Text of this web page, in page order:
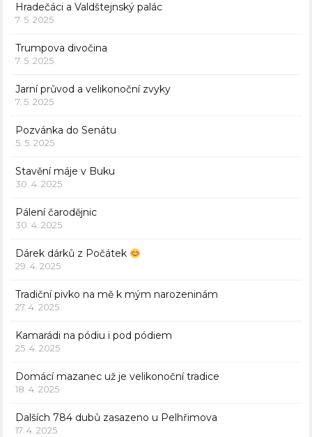
Hradečáci a Valdštejnský palác
7. 5. 2025
Trumpova divočina
7. 5. 2025
Jarní průvod a velikonoční zvyky
7. 5. 2025
Pozvánka do Senátu
5. 5. 2025
Stavění máje v Buku
30. 4. 2025
Pálení čarodějnic
30. 4. 2025
Dárek dárků z Počátek
29. 4. 2025
Tradiční pivko na mě k mým narozeninám
27. 4. 2025
Kamarádi na pódiu i pod pódiem
25. 4. 2025
Domácí mazanec už je velikonoční tradice
18. 4. 2025
Dalších 784 dubů zasazeno u Pelhřimova
17. 4. 2025